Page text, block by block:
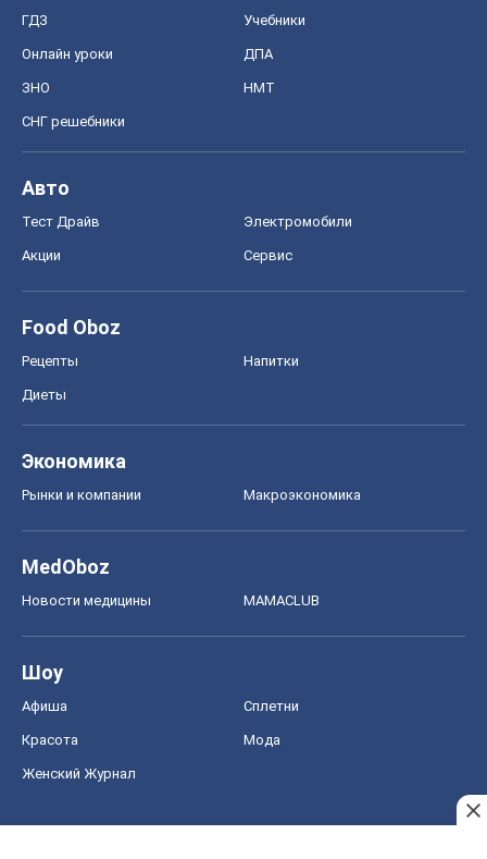
ГДЗ Учебники
Онлайн уроки ДПА
ЗНО НМТ
СНГ решебники
Авто
Тест Драйв Электромобили
Акции Сервис
Food Oboz
Рецепты Напитки
Диеты
Экономика
Рынки и компании Mакроэкономика
MedOboz
Новости медицины MAMACLUB
Шоу
Афиша Сплетни
Красота Мода
Женский Журнал